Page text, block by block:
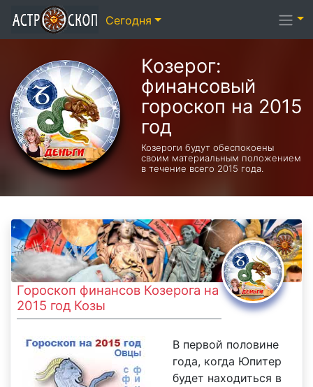
Козерог:
финансовый
гороскоп на 2015
год
Козероги будут обеспокоены
своим материальным положением
в течение всего 2015 года.
Гороскоп финансов Козерога на
2015 год Козы
В первой половине
года, когда Юпитер
будет находиться в
Сегодня